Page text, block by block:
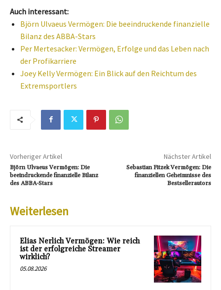
Auch interessant:
Björn Ulvaeus Vermögen: Die beeindruckende finanzielle
Bilanz des ABBA-Stars
Per Mertesacker: Vermögen, Erfolge und das Leben nach
der Profikarriere
Joey Kelly Vermögen: Ein Blick auf den Reichtum des
Extremsportlers
Vorheriger Artikel
Björn Ulvaeus Vermögen: Die
beeindruckende finanzielle Bilanz
des ABBA-Stars
Nächster Artikel
Sebastian Fitzek Vermögen: Die
finanziellen Geheimnisse des
Bestsellerautors
Weiterlesen
Elias Nerlich Vermögen: Wie reich
ist der erfolgreiche Streamer
wirklich?
05.08.2026